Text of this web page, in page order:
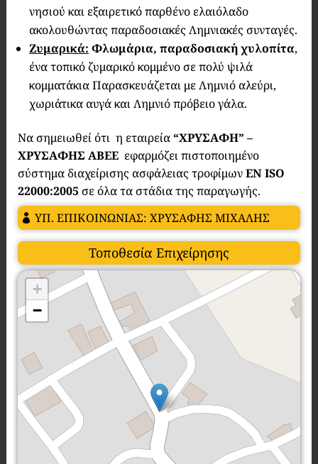
νησιού και εξαιρετικό παρθένο ελαιόλαδο
ακολουθώντας παραδοσιακές Λημνιακές συνταγές.
Ζυμαρικά: Φλωμάρια, παραδοσιακή χυλοπίτα,
ένα τοπικό ζυμαρικό κομμένο σε πολύ ψιλά
κομματάκια Παρασκευάζεται με Λημνιό αλεύρι,
χωριάτικα αυγά και Λημνιό πρόβειο γάλα.
Να σημειωθεί ότι η εταιρεία “ΧΡΥΣΑΦΗ” –
ΧΡΥΣΑΦΗΣ ΑΒΕΕεφαρμόζει πιστοποιημένο
σύστημα διαχείρισης ασφάλειας τροφίμωνΕΝ ISO
22000:2005σε όλα τα στάδια της παραγωγής.
ΥΠ. ΕΠΙΚΟΙΝΩΝΙΑΣ: ΧΡΥΣΑΦΗΣ ΜΙΧΑΛΗΣ
Τοποθεσία Επιχείρησης
+
−